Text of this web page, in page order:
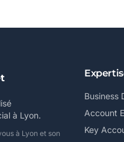
à Lyon.
à Lyon et son
Business
Account
Key